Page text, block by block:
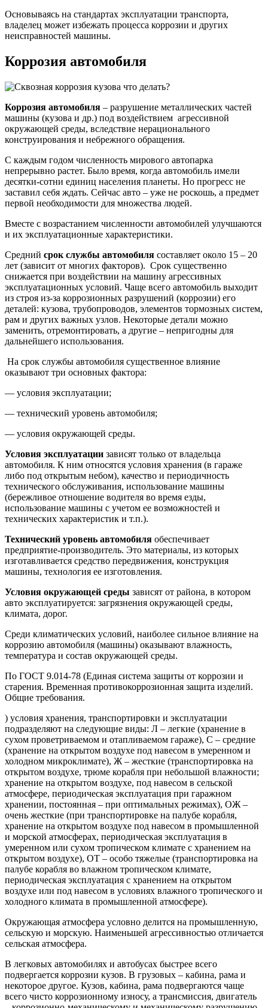
Основываясь на стандартах эксплуатации транспорта,
владелец может избежать процесса коррозии и других
неисправностей машины.
Коррозия автомобиля
Коррозия автомобиля – разрушение металлических частей
машины (кузова и др.) под воздействием агрессивной
окружающей среды, вследствие нерационального
конструирования и небрежного обращения.
С каждым годом численность мирового автопарка
непрерывно растет. Было время, когда автомобиль имели
десятки-сотни единиц населения планеты. Но прогресс не
заставил себя ждать. Сейчас авто – уже не роскошь, а предмет
первой необходимости для множества людей.
Вместе с возрастанием численности автомобилей улучшаются
и их эксплуатационные характеристики.
Средний срок службы автомобиля составляет около 15 – 20
лет (зависит от многих факторов). Срок существенно
снижается при воздействии на машину агрессивных
эксплуатационных условий. Чаще всего автомобиль выходит
из строя из-за коррозионных разрушений (коррозии) его
деталей: кузова, трубопроводов, элементов тормозных систем,
рам и других важных узлов. Некоторые детали можно
заменить, отремонтировать, а другие – непригодны для
дальнейшего использования.
На срок службы автомобиля существенное влияние
оказывают три основных фактора:
— условия эксплуатации;
— технический уровень автомобиля;
— условия окружающей среды.
Условия эксплуатации зависят только от владельца
автомобиля. К ним относятся условия хранения (в гараже
либо под открытым небом), качество и периодичность
технического обслуживания, использование машины
(бережливое отношение водителя во время езды,
использование машины с учетом ее возможностей и
технических характеристик и т.п.).
Технический уровень автомобиля обеспечивает
предприятие-производитель. Это материалы, из которых
изготавливается средство передвижения, конструкция
машины, технология ее изготовления.
Условия окружающей среды зависят от района, в котором
авто эксплуатируется: загрязнения окружающей среды,
климата, дорог.
Среди климатических условий, наиболее сильное влияние на
коррозию автомобиля (машины) оказывают влажность,
температура и состав окружающей среды.
По ГОСТ 9.014-78 (Единая система защиты от коррозии и
старения. Временная противокоррозионная защита изделий.
Общие требования.
) условия хранения, транспортировки и эксплуатации
подразделяют на следующие виды: Л – легкие (хранение в
сухом проветриваемом и отапливаемом гараже), С – средние
(хранение на открытом воздухе под навесом в умеренном и
холодном микроклимате), Ж – жесткие (транспортировка на
открытом воздухе, трюме корабля при небольшой влажности;
хранение на открытом воздухе, под навесом в сельской
атмосфере, периодическая эксплуатация при гаражном
хранении, постоянная – при оптимальных режимах), ОЖ –
очень жесткие (при транспортировке на палубе корабля,
хранение на открытом воздухе под навесом в промышленной
и морской атмосферах, периодическая эксплуатация в
умеренном или сухом тропическом климате с хранением на
открытом воздухе), ОТ – особо тяжелые (транспортировка на
палубе корабля во влажном тропическом климате,
периодическая эксплуатация с хранением на открытом
воздухе или под навесом в условиях влажного тропического и
холодного климата в промышленной атмосфере).
Окружающая атмосфера условно делится на промышленную,
сельскую и морскую. Наименьшей агрессивностью отличается
сельская атмосфера.
В легковых автомобилях и автобусах быстрее всего
подвергается коррозии кузов. В грузовых – кабина, рама и
некоторое другое. Кузов, кабина, рама подвергаются чаще
всего чисто коррозионному износу, а трансмиссия, двигатель